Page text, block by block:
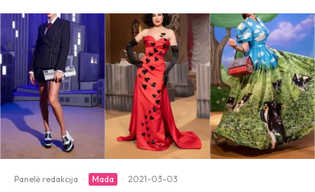
Panelė redakcija · Mada · 2021-03-03